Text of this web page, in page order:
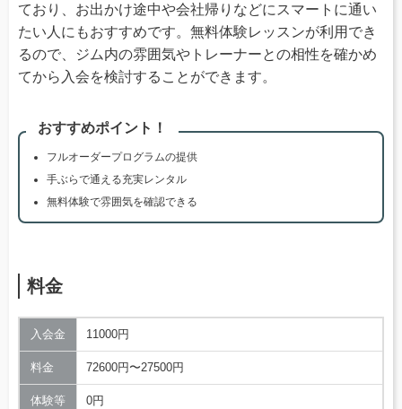
ており、お出かけ途中や会社帰りなどにスマートに通い
たい人にもおすすめです。無料体験レッスンが利用でき
るので、ジム内の雰囲気やトレーナーとの相性を確かめ
てから入会を検討することができます。
おすすめポイント！
フルオーダープログラムの提供
手ぶらで通える充実レンタル
無料体験で雰囲気を確認できる
料金
入会金 11000円
料金 72600円〜27500円
体験等 0円